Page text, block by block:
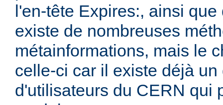
l'en-tête Expires:, ainsi
existe de nombreuses
métainformations, mais le
celle-ci car il existe déjà
d'utilisateurs du CERN qui